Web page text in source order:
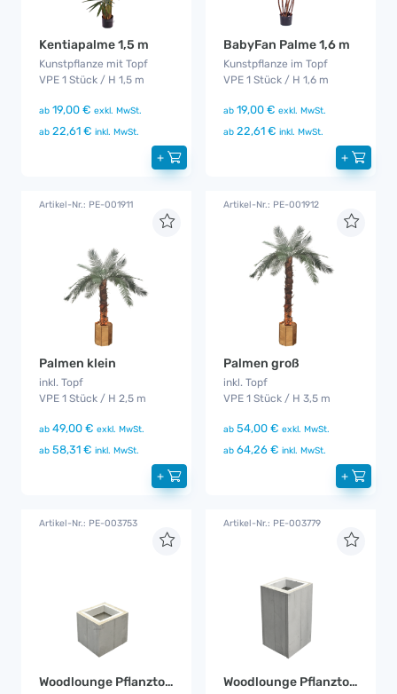
Kentiapalme 1,5 m
Kunstpflanze mit Topf
VPE 1 Stück / H 1,5 m
ab 19,00 € exkl. MwSt.
ab 22,61 € inkl. MwSt.
+
BabyFan Palme 1,6 m
Kunstpflanze im Topf
VPE 1 Stück / H 1,6 m
ab 19,00 € exkl. MwSt.
ab 22,61 € inkl. MwSt.
+
Artikel-Nr.: PE-001911
Palmen klein
inkl. Topf
VPE 1 Stück / H 2,5 m
ab 49,00 € exkl. MwSt.
ab 58,31 € inkl. MwSt.
+
Artikel-Nr.: PE-001912
Palmen groß
inkl. Topf
VPE 1 Stück / H 3,5 m
ab 54,00 € exkl. MwSt.
ab 64,26 € inkl. MwSt.
+
Artikel-Nr.: PE-003753
Woodlounge Pflanztopf klein
Artikel-Nr.: PE-003779
Woodlounge Pflanztopf mittel